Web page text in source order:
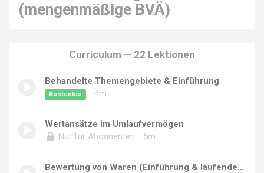
(mengenmäßige BVÄ)
Curriculum — 22 Lektionen
Behandelte Themengebiete & Einführung
Kostenlos 4m
Wertansätze im Umlaufvermögen
Nur für Abonnenten
5m
Bewertung von Waren (Einführung & laufende Bu...